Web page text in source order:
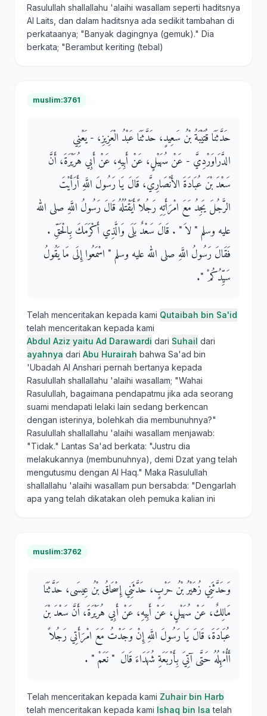
Rasulullah shallallahu 'alaihi wasallam seperti haditsnya
Al Laits, dan dalam haditsnya ada sedikit tambahan di
perkataanya; "Banyak dagingnya (gemuk)." Dia
berkata; "Berambut keriting (tebal)
muslim:3761
حَدَّثَنَا قُتَيْبَةُ بْنُ سَعِيدٍ، حَدَّثَنَا عَبْدُ الْعَزِيزِ، - يَعْنِي
الدَّرَاوَرْدِيَّ - عَنْ سُهَيْلٍ، عَنْ أَبِيهِ، عَنْ أَبِي هُرَيْرَةَ، أَنَّ
سَعْدَ بْنَ عُبَادَةَ الأَنْصَارِيَّ، قَالَ يَا رَسُولَ اللَّهِ أَرَأَيْتَ
الرَّجُلَ يَجِدُ مَعَ امْرَأَتِهِ رَجُلاً أَيَقْتُلُهُ قَالَ رَسُولُ اللَّهِ صلى الله
عليه وسلم ‏"‏ لاَ ‏"‏ ‏.‏ قَالَ سَعْدٌ بَلَى وَالَّذِي أَكْرَمَكَ بِالْحَقِّ ‏.‏
فَقَالَ رَسُولُ اللَّهِ صلى الله عليه وسلم ‏"‏ اسْمَعُوا إِلَى مَا يَقُولُ
سَيِّدُكُمْ ‏"‏.‏
Telah menceritakan kepada kami Qutaibah bin Sa'id
telah menceritakan kepada kami
Abdul Aziz yaitu Ad Darawardi dari Suhail dari
ayahnya dari Abu Hurairah bahwa Sa'ad bin
'Ubadah Al Anshari pernah bertanya kepada
Rasulullah shallallahu 'alaihi wasallam; "Wahai
Rasulullah, bagaimana pendapatmu jika ada seorang
suami mendapati lelaki lain sedang berkencan
dengan isterinya, bolehkah dia membunuhnya?"
Rasulullah shallallahu 'alaihi wasallam menjawab:
"Tidak." Lantas Sa'ad berkata: "Justru dia
melakukannya (membunuhnya), demi Dzat yang telah
mengutusmu dengan Al Haq." Maka Rasulullah
shallallahu 'alaihi wasallam pun bersabda: "Dengarlah
apa yang telah dikatakan oleh pemuka kalian ini
muslim:3762
وَحَدَّثَنِي زُهَيْرُ بْنُ حَرْبٍ، حَدَّثَنِي إِسْحَاقُ بْنُ عِيسَى، حَدَّثَنَا
مَالِكٌ، عَنْ سُهَيْلٍ، عَنْ أَبِيهِ، عَنْ أَبِي هُرَيْرَةَ، أَنَّ سَعْدَ بْنَ
عُبَادَةَ، قَالَ يَا رَسُولَ اللَّهِ إِنْ وَجَدْتُ مَعَ امْرَأَتِي رَجُلاً
أَأُمْهِلُهُ حَتَّى آتِيَ بِأَرْبَعَةِ شُهَدَاءَ قَالَ ‏ "‏ نَعَمْ ‏"‏ ‏.‏
Telah menceritakan kepada kami Zuhair bin Harb
telah menceritakan kepada kami Ishaq bin Isa telah